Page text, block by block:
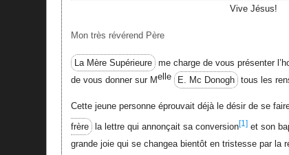
Vive Jésus!
Mon très révérend Père
La Mère Supérieure me charge de vous présenter
de vous donner sur Melle E. Mc Donogh tous les
Cette jeune personne éprouvait déjà le désir de se
frère la lettre qui annonçait sa conversion[1]et son
grande joie qui se changea bientôt en tristesse par la